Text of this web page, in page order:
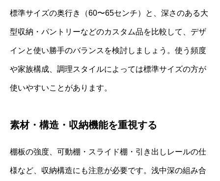
標準サイズの奥行き（60〜65センチ）と、深さのある大
型収納・パントリーなどのカスタム品を比較して、デザ
インと使い勝手のバランスを検討しましょう。使う頻度
や家族構成、調理スタイルによっては標準サイズの方が
使いやすいことがあります。
素材・構造・収納機能を重視する
棚板の強度、可動棚・スライド棚・引き出しレールの仕
様など、収納構造にも注意が必要です。浅中深の組み合